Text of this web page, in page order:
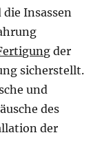
Insassen
der
sicherstellt.
und
des
der